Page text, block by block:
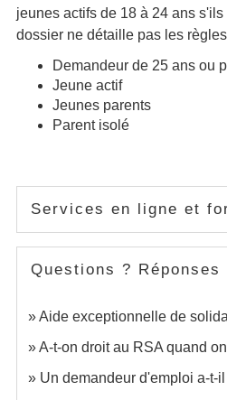
jeunes actifs de 18 à 24 ans
dossier ne détaille pas les
Demandeur de 25 ans ou
Jeune actif
Jeunes parents
Parent isolé
Services en ligne et
Questions ? Réponses
Aide exceptionnelle de
A-t-on droit au RSA quand
Un demandeur d'emploi a-t-